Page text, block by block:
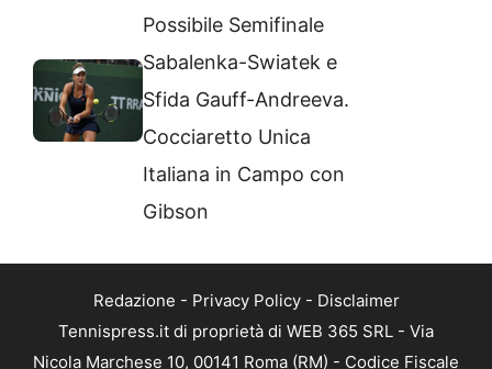
Possibile Semifinale
Sabalenka-Swiatek e
Sfida Gauff-Andreeva.
Cocciaretto Unica
Italiana in Campo con
Gibson
Redazione - Privacy Policy- Disclaimer
Tennispress.it di proprietà di WEB 365 SRL - Via
Nicola Marchese 10, 00141 Roma (RM) - Codice Fiscale